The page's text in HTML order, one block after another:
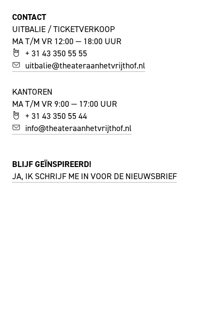
CONTACT
UITBALIE / TICKETVERKOOP
MA T/M VR 12:00 — 18:00 UUR
+ 31 43 350 55 55
uitbalie@theateraanhetvrijthof.nl
KANTOREN
MA T/M VR 9:00 — 17:00 UUR
+ 31 43 350 55 44
info@theateraanhetvrijthof.nl
BLIJF GEÏNSPIREERD!
JA, IK SCHRIJF ME IN VOOR DE NIEUWSBRIEF